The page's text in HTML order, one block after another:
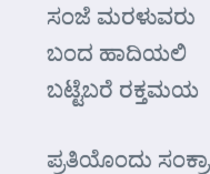
ಸಂಜೆ ಮರಳುವರು
ಬಂದ ಹಾದಿಯಲಿ
ಬಟ್ಟೆಬರೆ ರಕ್ತಮಯ
ಪ್ರತಿಯೊಂದು